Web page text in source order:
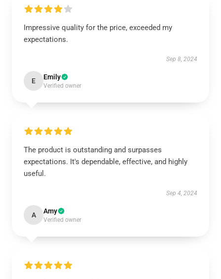
Impressive quality for the price, exceeded my
expectations.
Sep 8, 2024
E Emily
Verified owner
The product is outstanding and surpasses
expectations. It's dependable, effective, and highly
useful.
Sep 4, 2024
A Amy
Verified owner